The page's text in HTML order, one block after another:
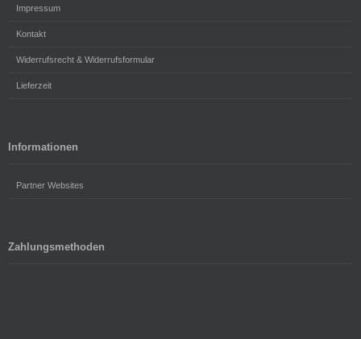
Impressum
Kontakt
Widerrufsrecht & Widerrufsformular
Lieferzeit
Informationen
Partner Websites
Zahlungsmethoden